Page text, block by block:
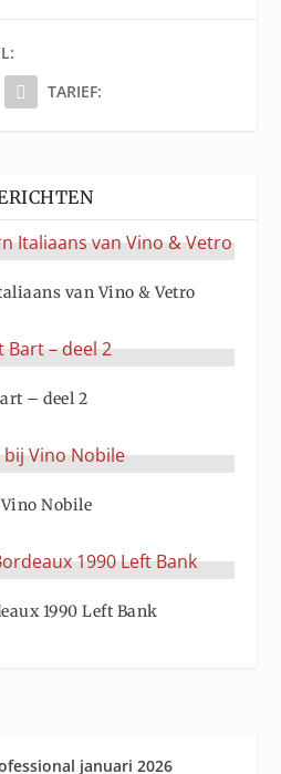
TARIEF:
van Vino & Vetro
– deel 2
Nobile
1990 Left Bank